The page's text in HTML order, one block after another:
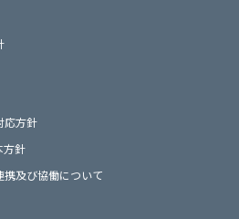
応方針
方針
及び協働について